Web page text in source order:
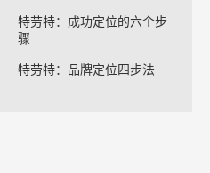
特劳特：成功定位的六个步
骤
特劳特：品牌定位四步法